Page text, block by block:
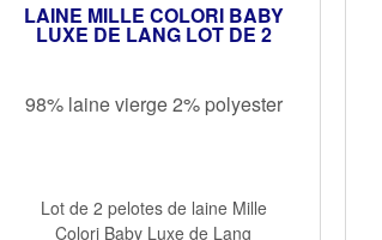
LAINE MILLE COLORI BABY
LUXE DE LANG LOT DE 2
98% laine vierge 2% polyester
Lot de 2 pelotes de laine Mille
Colori Baby Luxe de Lang